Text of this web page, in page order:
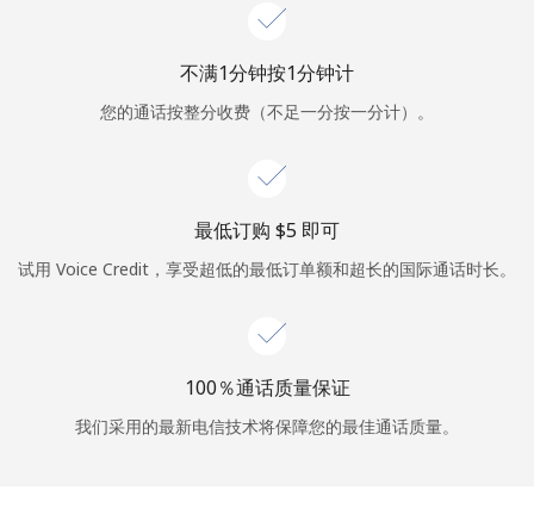
登录
继续使用
不满1分钟按1分钟计
您的通话按整分收费（不足一分按一分计）。
最低订购 ⁦$5⁩ 即可
试用 Voice Credit，享受超低的最低订单额和超长的国际通话时长。
100％通话质量保证
我们采用的最新电信技术将保障您的最佳通话质量。